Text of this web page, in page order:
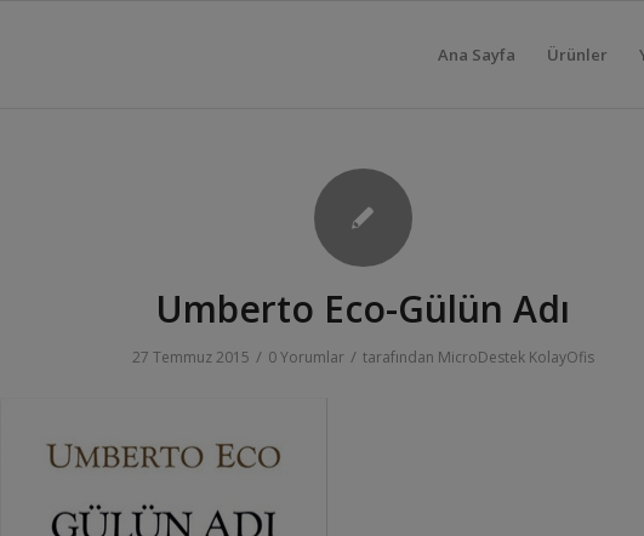
Ana Sayfa Ürünler
Umberto Eco-Gülün Adı
27 Temmuz 2015 / 0 Yorumlar / tarafından MicroDestek KolayOfis